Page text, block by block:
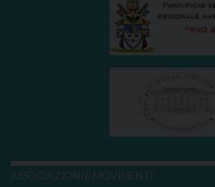
ASSOCIAZIONI E MOVIMENTI